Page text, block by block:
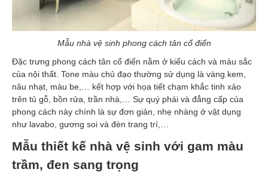
Mẫu nhà vệ sinh phong cách tân cổ điển
Đặc trưng phong cách tân cổ điển nằm ở kiểu cách và màu sắc
của nội thất. Tone màu chủ đạo thường sử dụng là vàng kem,
nâu nhạt, màu be,… kết hợp với họa tiết chạm khắc tinh xảo
trên tủ gỗ, bồn rửa, trần nhà,… Sự quý phái và đẳng cấp của
phong cách này chính là sự đơn giản, nhẹ nhàng ở vật dụng
như lavabo, gương soi và đèn trang trí,…
Mẫu thiết kế nhà vệ sinh với gam màu
trầm, đen sang trọng